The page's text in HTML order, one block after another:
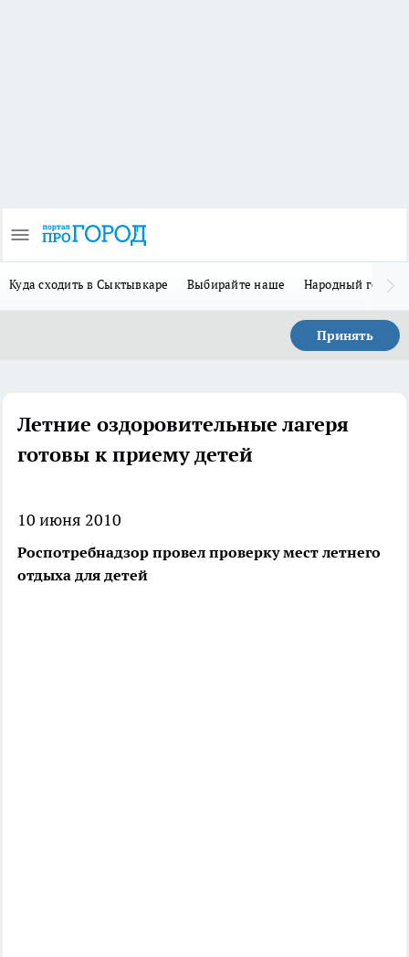
Куда сходить в Сыктывкаре Выбирайте наше Народный герой
Принять
Летние оздоровительные лагеря
готовы к приему детей
10 июня 2010
Роспотребнадзор провел проверку мест летнего
отдыха для детей